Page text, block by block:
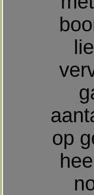
op